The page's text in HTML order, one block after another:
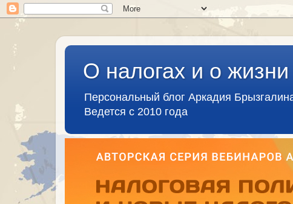
О налогах и о жизни
Персональный блог Аркадия
Ведется с 2010 года